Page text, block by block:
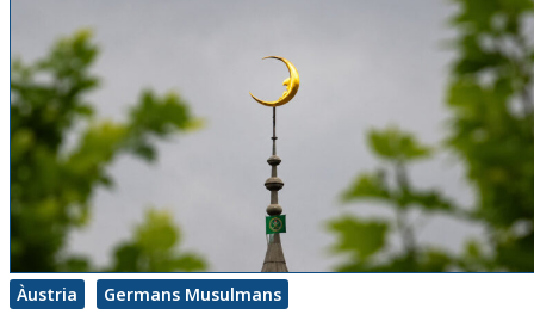
Àustria Germans Musulmans